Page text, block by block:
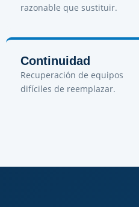
razonable que sustituir.
Continuidad
Recuperación de equipos
difíciles de reemplazar.